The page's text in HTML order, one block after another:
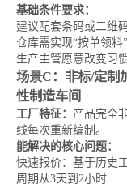
基础条件要求：
建议配套条码或二维
仓库需实现“按单领料
生产主管愿意改变习
场景C：非标/定制
性制造车间
工厂特征： 产品完全
线每次重新编制。
能解决的核心问题：
快速报价：基于历史
周期从3天到2小时